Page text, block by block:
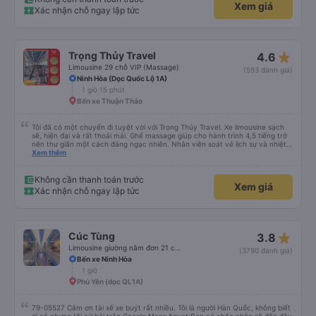
Xác nhận chỗ ngay lập tức
Xem giá
Trọng Thủy Travel
Limousine 29 chỗ VIP (Massage)
4.6 star_rate
(593 đánh giá)
Ninh Hòa (Dọc Quốc Lộ 1A)
1 giờ 15 phút
Bến xe Thuận Thảo
Tôi đã có một chuyến đi tuyệt vời với Trọng Thủy Travel. Xe limousine sạch
sẽ, hiện đại và rất thoải mái. Ghế massage giúp cho hành trình 4,5 tiếng trở
nên thư giãn một cách đáng ngạc nhiên. Nhân viên soát vé lịch sự và nhiệt
tình, tài xế cẩn thận và chuyên nghiệp, mọi thứ đều được tổ chức tốt. Các
đến khi đến nơi - đều suôn sẻ và không gặp rắc rối. Tôi rất hài lòng với công
ty này và chắc chắn sẽ chọn Trọng Thủy Travel một lần nữa. Rất đáng giới
thiệu!
Xem thêm
Không cần thanh toán trước
Xác nhận chỗ ngay lập tức
Xem giá
Cúc Tùng 3.8 star_rate
(3790 đánh giá)
Bến xe Ninh Hòa
1 giờ
Phú Yên (dọc QL1A)
79-05527 Cảm ơn tài xế xe buýt rất nhiều. Tôi là người Hàn Quốc, không biết